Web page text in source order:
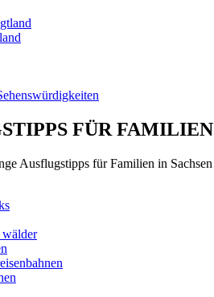
FÜR FAMILIEN
Ausflugstipps für Familien in Sachsen